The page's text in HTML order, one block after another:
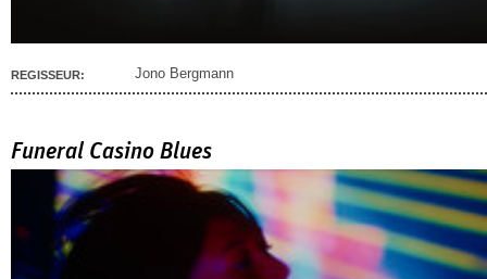
REGISSEUR: Jono Bergmann
Funeral Casino Blues